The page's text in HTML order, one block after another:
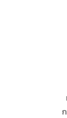
ระจอก
ำศรีสร